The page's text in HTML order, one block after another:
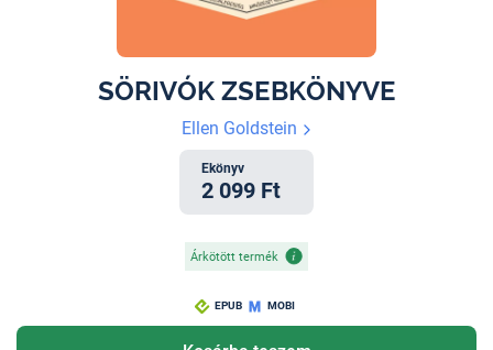
SÖRIVÓK ZSEBKÖNYVE
Ellen Goldstein
Ekönyv
2 099 Ft
Árkötött termék
EPUB MOBI